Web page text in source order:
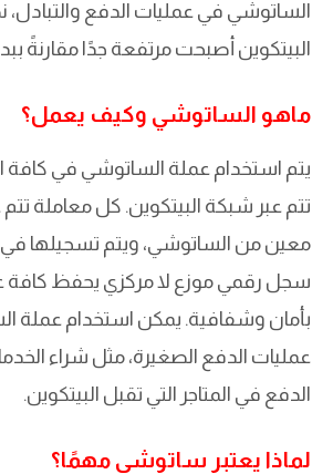
الساتوشي في عمليات الدفع والتبادل،
البيتكوين أصبحت مرتفعة جدًا مقارنةً
ماهو الساتوشي وكيف يعمل؟
يتم استخدام عملة الساتوشي في كافة
تتم عبر شبكة البيتكوين. كل معاملة
معين من الساتوشي، ويتم تسجيلها في
سجل رقمي موزع لا مركزي يحفظ كافة
بأمان وشفافية. يمكن استخدام عملة
عمليات الدفع الصغيرة، مثل شراء
الدفع في المتاجر التي تقبل البيتكوين.
لماذا يعتبر ساتوشي مهمًا؟